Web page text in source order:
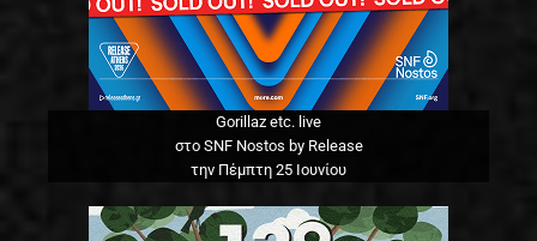
Gorillaz etc. live
στο SNF Nostos by Release
την Πέμπτη 25 Ιουνίου